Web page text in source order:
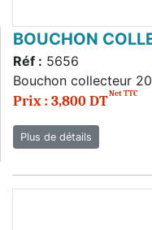
BOUCHON
Réf : 5656
Bouchon collecteur
Prix : 3,800 DTNet TTC
Plus de détails